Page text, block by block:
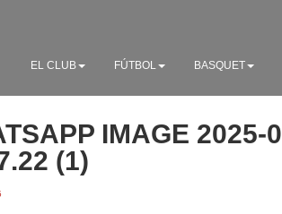
EL CLUB FÚTBOL BASQUET
IMAGE 2025-
(1)